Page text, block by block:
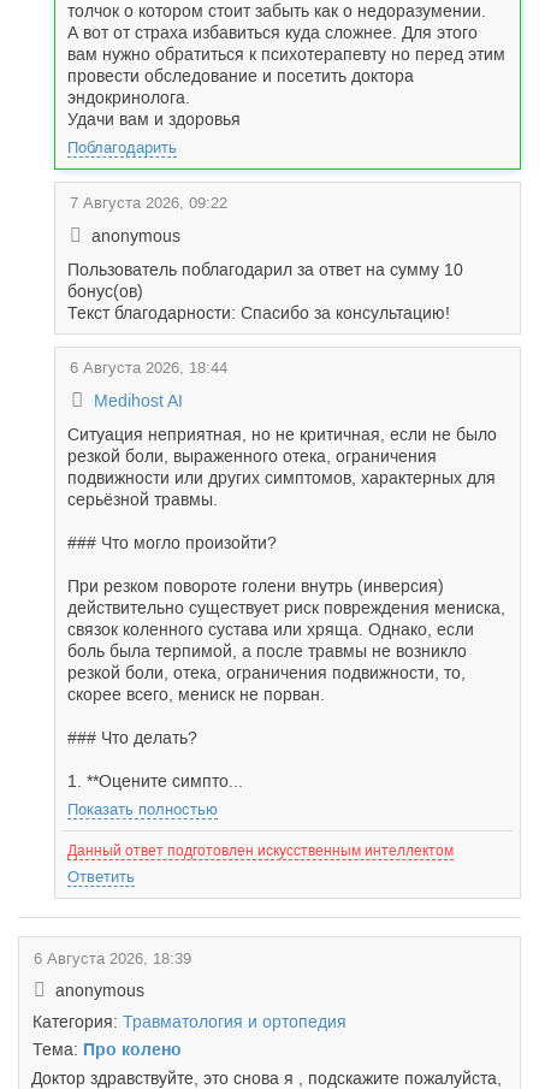
толчок о котором стоит забыть как о недоразумении.
А вот от страха избавиться куда сложнее. Для этого
вам нужно обратиться к психотерапевту но перед этим
провести обследование и посетить доктора
эндокринолога.
Удачи вам и здоровья
Поблагодарить
7 Августа 2026, 09:22
anonymous
Пользователь поблагодарил за ответ на сумму 10
бонус(ов)
Текст благодарности: Спасибо за консультацию!
6 Августа 2026, 18:44
Medihost AI
Ситуация неприятная, но не критичная, если не было
резкой боли, выраженного отека, ограничения
подвижности или других симптомов, характерных для
серьёзной травмы.
### Что могло произойти?
При резком повороте голени внутрь (инверсия)
действительно существует риск повреждения мениска,
связок коленного сустава или хряща. Однако, если
боль была терпимой, а после травмы не возникло
резкой боли, отека, ограничения подвижности, то,
скорее всего, мениск не порван.
### Что делать?
1. **Оцените симпто...
Показать полностью
Данный ответ подготовлен искусственным интеллектом
Ответить
6 Августа 2026, 18:39
anonymous
Категория: Травматология и ортопедия
Тема: Про колено
Доктор здравствуйте, это снова я , подскажите пожалуйста,